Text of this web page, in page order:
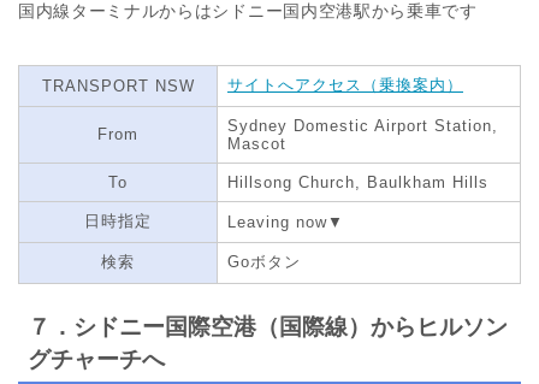
国内線ターミナルからはシドニー国内空港駅から乗車です
TRANSPORT NSW サイトへアクセス（乗換案内）
From
Sydney Domestic Airport Station,
Mascot
To Hillsong Church, Baulkham Hills
日時指定 Leaving now▼
検索 Goボタン
７．シドニー国際空港（国際線）からヒルソン
グチャーチへ